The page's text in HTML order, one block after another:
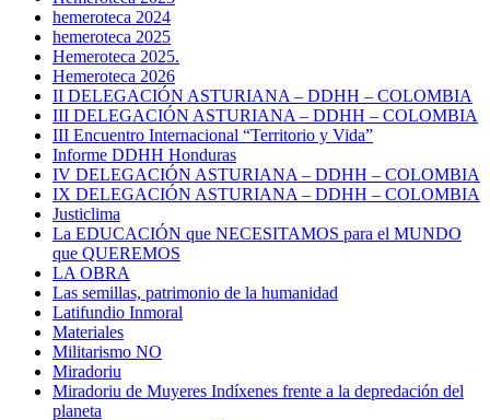
hemeroteca 2024
hemeroteca 2025
Hemeroteca 2025.
Hemeroteca 2026
II DELEGACIÓN ASTURIANA – DDHH – COLOMBIA
III DELEGACIÓN ASTURIANA – DDHH – COLOMBIA
III Encuentro Internacional “Territorio y Vida”
Informe DDHH Honduras
IV DELEGACIÓN ASTURIANA – DDHH – COLOMBIA
IX DELEGACIÓN ASTURIANA – DDHH – COLOMBIA
Justiclima
La EDUCACIÓN que NECESITAMOS para el MUNDO
que QUEREMOS
LA OBRA
Las semillas, patrimonio de la humanidad
Latifundio Inmoral
Materiales
Militarismo NO
Miradoriu
Miradoriu de Muyeres Indíxenes frente a la depredación del
planeta